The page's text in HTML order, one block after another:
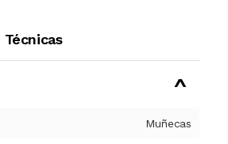
Muñecas